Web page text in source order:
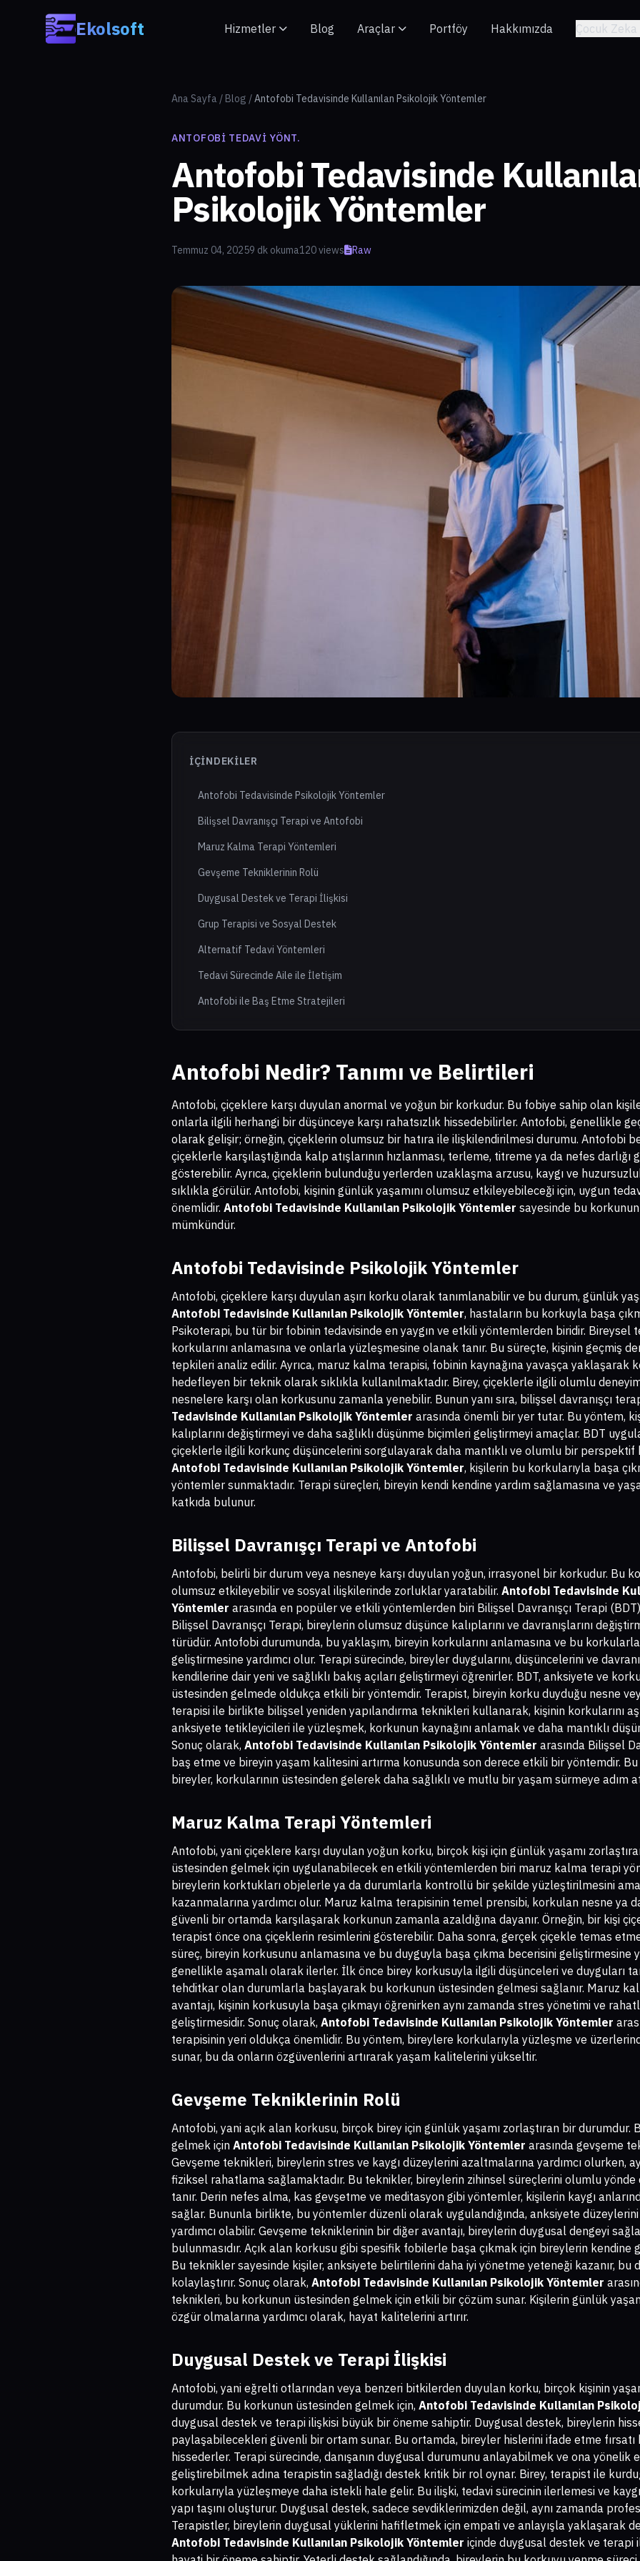
Ekolsoft Hizmetler Blog Araçlar Portföy Hakkımızda Çocuk Zeka
Ana Sayfa / Blog /Antofobi Tedavisinde Kullanılan Psikolojik Yöntemler
ANTOFOBI TEDAVI YÖNT.
Antofobi Tedavisinde
Psikolojik Yöntemler
Temmuz 04, 20259 dk okuma120 views Raw
İÇINDEKILER
Antofobi Tedavisinde Psikolojik Yöntemler
Bilişsel Davranışçı Terapi ve Antofobi
Maruz Kalma Terapi Yöntemleri
Gevşeme Tekniklerinin Rolü
Duygusal Destek ve Terapi İlişkisi
Grup Terapisi ve Sosyal Destek
Alternatif Tedavi Yöntemleri
Tedavi Sürecinde Aile ile İletişim
Antofobi ile Baş Etme Stratejileri
Antofobi Nedir? Tanımı ve Belirtileri
Antofobi, çiçeklere karşı duyulan anormal ve yoğun bir korkudur. Bu fobiye sahip olan
onlarla ilgili herhangi bir düşünceye karşı rahatsızlık hissedebilirler. Antofobi, genellikle
olarak gelişir; örneğin, çiçeklerin olumsuz bir hatıra ile ilişkilendirilmesi durumu. Antofobi
çiçeklerle karşılaştığında kalp atışlarının hızlanması, terleme, titreme ya da nefes
gösterebilir. Ayrıca, çiçeklerin bulunduğu yerlerden uzaklaşma arzusu, kaygı ve
sıklıkla görülür. Antofobi, kişinin günlük yaşamını olumsuz etkileyebileceği için, uygun
önemlidir. Antofobi Tedavisinde Kullanılan Psikolojik Yöntemler sayesinde bu
mümkündür.
Antofobi Tedavisinde Psikolojik Yöntemler
Antofobi, çiçeklere karşı duyulan aşırı korku olarak tanımlanabilir ve bu durum, günlük
Antofobi Tedavisinde Kullanılan Psikolojik Yöntemler, hastaların bu korkuyla başa
Psikoterapi, bu tür bir fobinin tedavisinde en yaygın ve etkili yöntemlerden biridir. Bireysel
korkularını anlamasına ve onlarla yüzleşmesine olanak tanır. Bu süreçte, kişinin geçmiş
tepkileri analiz edilir. Ayrıca, maruz kalma terapisi, fobinin kaynağına yavaşça yaklaşarak
hedefleyen bir teknik olarak sıklıkla kullanılmaktadır. Birey, çiçeklerle ilgili olumlu
nesnelere karşı olan korkusunu zamanla yenebilir. Bunun yanı sıra, bilişsel davranışçı
Tedavisinde Kullanılan Psikolojik Yöntemler arasında önemli bir yer tutar. Bu yöntem,
kalıplarını değiştirmeyi ve daha sağlıklı düşünme biçimleri geliştirmeyi amaçlar. BDT
çiçeklerle ilgili korkunç düşüncelerini sorgulayarak daha mantıklı ve olumlu bir perspektif
Antofobi Tedavisinde Kullanılan Psikolojik Yöntemler, kişilerin bu korkularıyla başa
yöntemler sunmaktadır. Terapi süreçleri, bireyin kendi kendine yardım sağlamasına ve
katkıda bulunur.
Bilişsel Davranışçı Terapi ve Antofobi
Antofobi, belirli bir durum veya nesneye karşı duyulan yoğun, irrasyonel bir korkudur. Bu
olumsuz etkileyebilir ve sosyal ilişkilerinde zorluklar yaratabilir. Antofobi Tedavisinde
Yöntemler arasında en popüler ve etkili yöntemlerden biri Bilişsel Davranışçı Terapi
Bilişsel Davranışçı Terapi, bireylerin olumsuz düşünce kalıplarını ve davranışlarını
türüdür. Antofobi durumunda, bu yaklaşım, bireyin korkularını anlamasına ve bu
geliştirmesine yardımcı olur. Terapi sürecinde, bireyler duygularını, düşüncelerini ve
kendilerine dair yeni ve sağlıklı bakış açıları geliştirmeyi öğrenirler. BDT, anksiyete ve
üstesinden gelmede oldukça etkili bir yöntemdir. Terapist, bireyin korku duyduğu nesne
terapisi ile birlikte bilişsel yeniden yapılandırma teknikleri kullanarak, kişinin korkularını
anksiyete tetikleyicileri ile yüzleşmek, korkunun kaynağını anlamak ve daha mantıklı
Sonuç olarak, Antofobi Tedavisinde Kullanılan Psikolojik Yöntemler arasında Bilişsel
baş etme ve bireyin yaşam kalitesini artırma konusunda son derece etkili bir yöntemdir.
bireyler, korkularının üstesinden gelerek daha sağlıklı ve mutlu bir yaşam sürmeye adım
Maruz Kalma Terapi Yöntemleri
Antofobi, yani çiçeklere karşı duyulan yoğun korku, birçok kişi için günlük yaşamı
üstesinden gelmek için uygulanabilecek en etkili yöntemlerden biri maruz kalma terapi
bireylerin korktukları objelerle ya da durumlarla kontrollü bir şekilde yüzleştirilmesini
kazanmalarına yardımcı olur. Maruz kalma terapisinin temel prensibi, korkulan nesne ya
güvenli bir ortamda karşılaşarak korkunun zamanla azaldığına dayanır. Örneğin, bir kişi
terapist önce ona çiçeklerin resimlerini gösterebilir. Daha sonra, gerçek çiçekle temas
süreç, bireyin korkusunu anlamasına ve bu duyguyla başa çıkma becerisini geliştirmesine
genellikle aşamalı olarak ilerler. İlk önce birey korkusuyla ilgili düşünceleri ve duyguları
tehditkar olan durumlarla başlayarak bu korkunun üstesinden gelmesi sağlanır. Maruz
avantajı, kişinin korkusuyla başa çıkmayı öğrenirken aynı zamanda stres yönetimi ve
geliştirmesidir. Sonuç olarak, Antofobi Tedavisinde Kullanılan Psikolojik Yöntemler
terapisinin yeri oldukça önemlidir. Bu yöntem, bireylere korkularıyla yüzleşme ve
sunar, bu da onların özgüvenlerini artırarak yaşam kalitelerini yükseltir.
Gevşeme Tekniklerinin Rolü
Antofobi, yani açık alan korkusu, birçok birey için günlük yaşamı zorlaştıran bir durumdur.
gelmek için Antofobi Tedavisinde Kullanılan Psikolojik Yöntemler arasında gevşeme
Gevşeme teknikleri, bireylerin stres ve kaygı düzeylerini azaltmalarına yardımcı olurken,
fiziksel rahatlama sağlamaktadır. Bu teknikler, bireylerin zihinsel süreçlerini olumlu
tanır. Derin nefes alma, kas gevşetme ve meditasyon gibi yöntemler, kişilerin kaygı
sağlar. Bununla birlikte, bu yöntemler düzenli olarak uygulandığında, anksiyete
yardımcı olabilir. Gevşeme tekniklerinin bir diğer avantajı, bireylerin duygusal dengeyi
bulunmasıdır. Açık alan korkusu gibi spesifik fobilerle başa çıkmak için bireylerin kendine
Bu teknikler sayesinde kişiler, anksiyete belirtilerini daha iyi yönetme yeteneği kazanır, bu
kolaylaştırır. Sonuç olarak, Antofobi Tedavisinde Kullanılan Psikolojik Yöntemler
teknikleri, bu korkunun üstesinden gelmek için etkili bir çözüm sunar. Kişilerin günlük
özgür olmalarına yardımcı olarak, hayat kalitelerini artırır.
Duygusal Destek ve Terapi İlişkisi
Antofobi, yani eğrelti otlarından veya benzeri bitkilerden duyulan korku, birçok kişinin
durumdur. Bu korkunun üstesinden gelmek için, Antofobi Tedavisinde Kullanılan
duygusal destek ve terapi ilişkisi büyük bir öneme sahiptir. Duygusal destek, bireylerin
paylaşabilecekleri güvenli bir ortam sunar. Bu ortamda, bireyler hislerini ifade etme fırsatı
hissederler. Terapi sürecinde, danışanın duygusal durumunu anlayabilmek ve ona
geliştirebilmek adına terapistin sağladığı destek kritik bir rol oynar. Birey, terapist ile
korkularıyla yüzleşmeye daha istekli hale gelir. Bu ilişki, tedavi sürecinin ilerlemesi ve
yapı taşını oluşturur. Duygusal destek, sadece sevdiklerimizden değil, aynı zamanda
Terapistler, bireylerin duygusal yüklerini hafifletmek için empati ve anlayışla yaklaşarak
Antofobi Tedavisinde Kullanılan Psikolojik Yöntemler içinde duygusal destek ve terapi